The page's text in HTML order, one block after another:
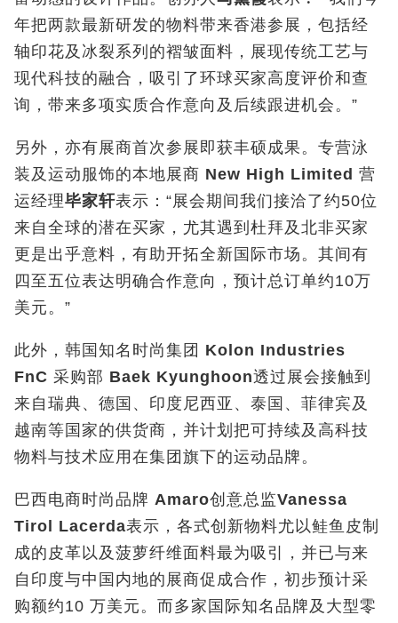
年把两款最新研发的物料带来香港参展，包括经
轴印花及冰裂系列的褶皱面料，展现传统工艺与
现代科技的融合，吸引了环球买家高度评价和查
询，带来多项实质合作意向及后续跟进机会。”
另外，亦有展商首次参展即获丰硕成果。专营泳
装及运动服饰的本地展商 New High Limited 营
运经理毕家轩表示：“展会期间我们接洽了约50位
来自全球的潜在买家，尤其遇到杜拜及北非买家
更是出乎意料，有助开拓全新国际市场。其间有
四至五位表达明确合作意向，预计总订单约10万
美元。”
此外，韩国知名时尚集团 Kolon Industries
FnC 采购部 Baek Kyunghoon透过展会接触到
来自瑞典、德国、印度尼西亚、泰国、菲律宾及
越南等国家的供货商，并计划把可持续及高科技
物料与技术应用在集团旗下的运动品牌。
巴西电商时尚品牌 Amaro创意总监Vanessa
Tirol Lacerda表示，各式创新物料尤以鲑鱼皮制
成的皮革以及菠萝纤维面料最为吸引，并已与来
自印度与中国内地的展商促成合作，初步预计采
购额约10 万美元。而多家国际知名品牌及大型零